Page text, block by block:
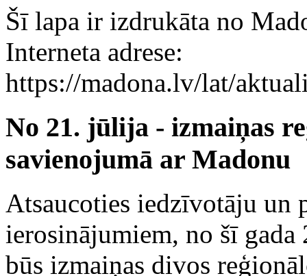
Šī lapa ir izdrukāta no
Interneta adrese:
https://madona.lv/lat/
No 21. jūlija - izmaiņas
savienojumā ar Madonu
Atsaucoties iedzīvotāju un
ierosinājumiem, no šī
būs izmaiņas divos